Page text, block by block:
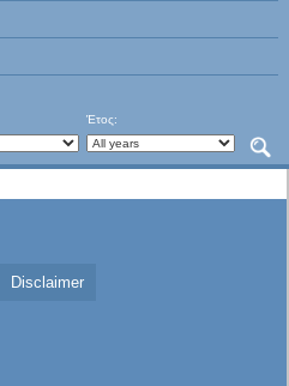
Έτος:
Disclaimer